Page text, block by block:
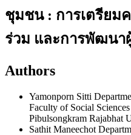
ชุมชน : การเตรียม
ร่วม และการพัฒนา
Authors
Yamonporn Sitti
Faculty of Social
Pibulsongkram Rajabhat
Sathit Maneechot